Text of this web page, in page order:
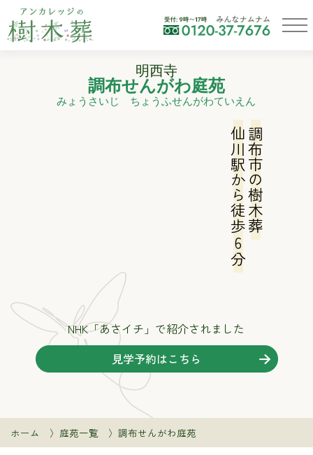
明西寺
調布せんがわ庭苑
みょうさいじ ちょうふせんがわていえん
調布市の樹木葬
仙川駅から徒歩
6
分
NHK「あさイチ」で紹介されました
見学予約はこちら
ホーム 庭苑一覧 調布せんがわ庭苑